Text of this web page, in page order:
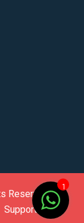
Reserved.
Support
1